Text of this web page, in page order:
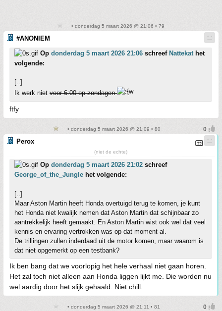
• donderdag 5 maart 2026 @ 21:06 • 79
#ANONIEM
Op donderdag 5 maart 2026 21:06 schreef Nattekathet
volgende:
[..]
Ik werk niet voor 6:00 op zondagen
ftfy
• donderdag 5 maart 2026 @ 21:09 • 80
Perox
(niet de echte)
Op donderdag 5 maart 2026 21:02 schreef
George_of_the_Jungle het volgende:
[..]
Maar Aston Martin heeft Honda overtuigd terug te komen, je kunt
het Honda niet kwalijk nemen dat Aston Martin dat schijnbaar zo
aantrekkelijk heeft gemaakt. En Aston Martin wist ook wel dat veel
kennis en ervaring vertrokken was op dat moment al.
De trillingen zullen inderdaad uit de motor komen, maar waarom is
dat niet opgemerkt op een testbank?
Ik ben bang dat we voorlopig het hele verhaal niet gaan horen.
Het zal toch niet alleen aan Honda liggen lijkt me. Die worden nu
wel aardig door het slijk gehaald. Niet chill.
• donderdag 5 maart 2026 @ 21:11 • 81